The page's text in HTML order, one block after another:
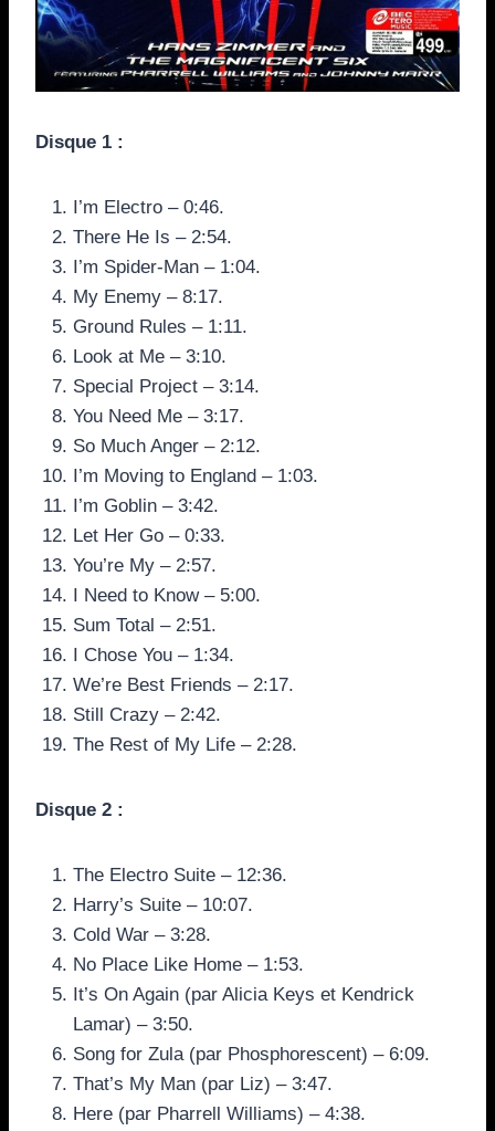
Disque 1 :
I’m Electro – 0:46.
There He Is – 2:54.
I’m Spider-Man – 1:04.
My Enemy – 8:17.
Ground Rules – 1:11.
Look at Me – 3:10.
Special Project – 3:14.
You Need Me – 3:17.
So Much Anger – 2:12.
I’m Moving to England – 1:03.
I’m Goblin – 3:42.
Let Her Go – 0:33.
You’re My – 2:57.
I Need to Know – 5:00.
Sum Total – 2:51.
I Chose You – 1:34.
We’re Best Friends – 2:17.
Still Crazy – 2:42.
The Rest of My Life – 2:28.
Disque 2 :
The Electro Suite – 12:36.
Harry’s Suite – 10:07.
Cold War – 3:28.
No Place Like Home – 1:53.
It’s On Again (par Alicia Keys et Kendrick
Lamar) – 3:50.
Song for Zula (par Phosphorescent) – 6:09.
That’s My Man (par Liz) – 3:47.
Here (par Pharrell Williams) – 4:38.